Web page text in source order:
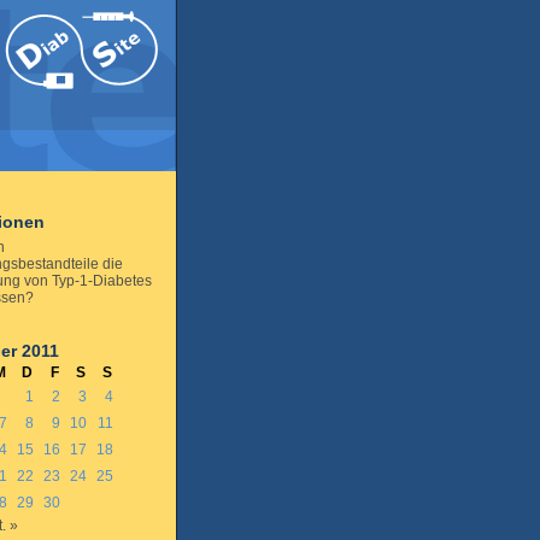
die
von Typ-1-Diabetes
2011
D F S
S
1
2 3
4
7 8 9 10
11
15 16 17
18
22 23 24 25
29
30
»